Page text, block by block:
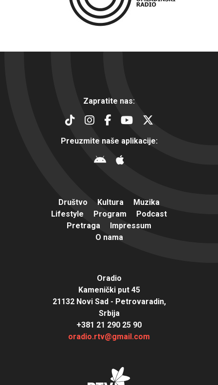
Zapratite nas:
Preuzmite naše aplikacije:
Društvo Kultura
Muzika
Lifestyle
Program
Podcast
Pretraga
Impressum
O nama
Oradio
Kamenički put 45
21132 Novi Sad - Petrovaradin,
Srbija
+381 21 290 25 90
oradio.rtv@gmail.com